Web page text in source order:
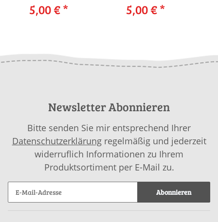
009_03 LANGYARNS
BLOOM als
5,00 €*
009_07 LANGYARNS
BLOOM als
5,00 €*
Newsletter Abonnieren
Bitte senden Sie mir entsprechend Ihrer
Datenschutzerklärungregelmäßig und jederzeit
widerruflich Informationen zu Ihrem
Produktsortiment per E-Mail zu.
Abonnieren